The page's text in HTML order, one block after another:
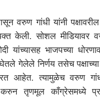
वरुण गांधी यांनी
केली. सोशल मीडियावर
यांच्यासह भाजपच्या
गेलेले निर्णय तसेच पक्षाच्या
आहेत. त्यामुळेच वरुण
करुन तृणमूल काँग्रेसमध्ये